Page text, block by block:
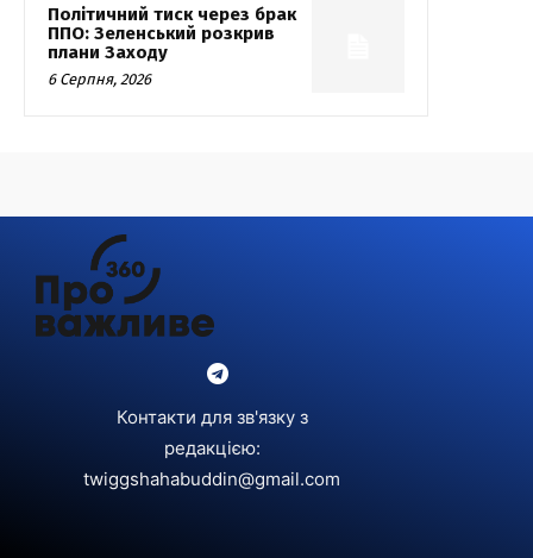
Політичний тиск через брак
ППО: Зеленський розкрив
плани Заходу
6 Серпня, 2026
Контакти для зв'язку з
редакцією:
twiggshahabuddin@gmail.com